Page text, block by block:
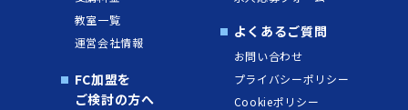
教室一覧
運営会社情報
FC加盟を
ご検討の方へ
よくあるご質問
お問い合わせ
プライバシーポリシー
Cookieポリシー